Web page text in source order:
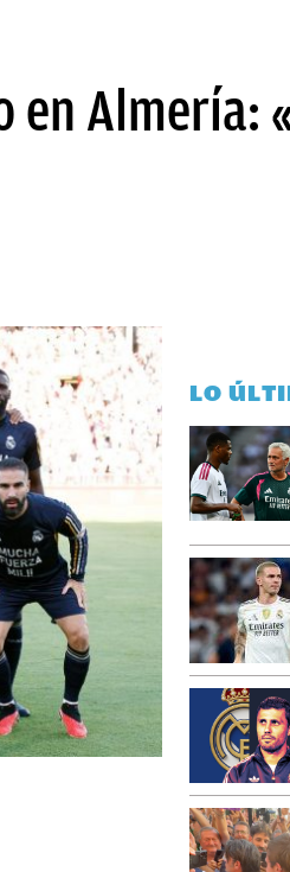
Almería:
LO